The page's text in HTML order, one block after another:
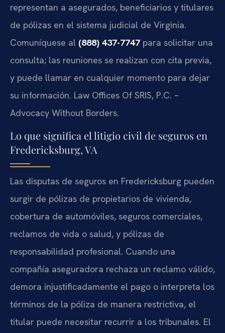
representan a asegurados, beneficiarios y titulares
de pólizas en el sistema judicial de Virginia.
Comuníquese al (888) 437-7747 para solicitar una
consulta; las reuniones se realizan con cita previa,
y puede llamar en cualquier momento para dejar
su información. Law Offices Of SRIS, P.C. –
Advocacy Without Borders.
Lo que significa el litigio civil de seguros en
Fredericksburg, VA
Las disputas de seguros en Fredericksburg pueden
surgir de pólizas de propietarios de vivienda,
cobertura de automóviles, seguros comerciales,
reclamos de vida o salud, y pólizas de
responsabilidad profesional. Cuando una
compañía aseguradora rechaza un reclamo válido,
demora injustificadamente el pago o interpreta los
términos de la póliza de manera restrictiva, el
titular puede necesitar recurrir a los tribunales. El